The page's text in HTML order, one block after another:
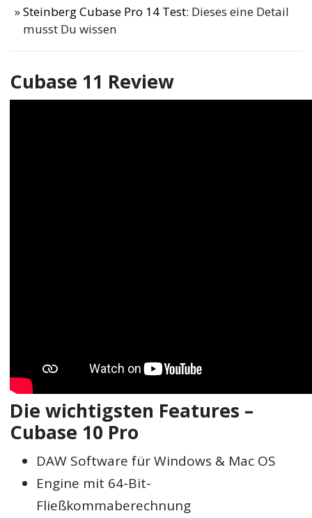
Steinberg Cubase Pro 14 Test: Dieses eine Detail
musst Du wissen
Cubase 11 Review
Die wichtigsten Features –
Cubase 10 Pro
DAW Software für Windows & Mac OS
Engine mit 64-Bit-
Fließkommaberechnung